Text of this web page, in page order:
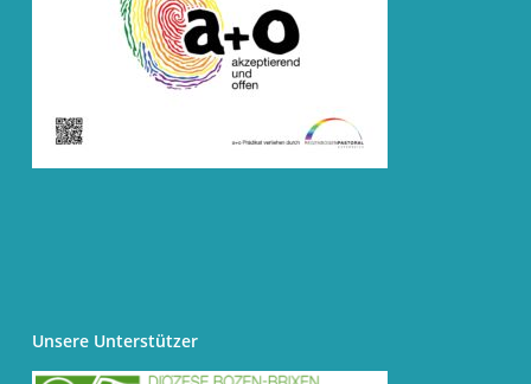
Unsere Unterstützer